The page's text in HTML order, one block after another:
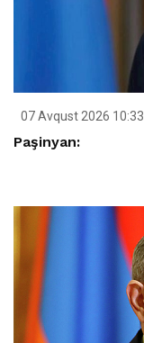
07 Avqust 2026 10:33
Paşinyan: